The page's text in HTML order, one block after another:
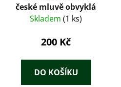
české mluvě obvyklá
Skladem (1 ks)
200 Kč
DO KOŠÍKU